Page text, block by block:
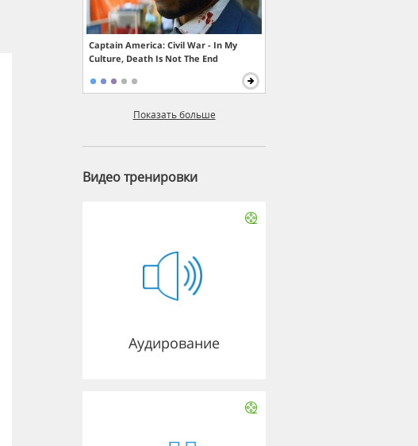
Captain America: Civil War - In My
Culture, Death Is Not The End
Показать больше
Видео тренировки
Аудирование